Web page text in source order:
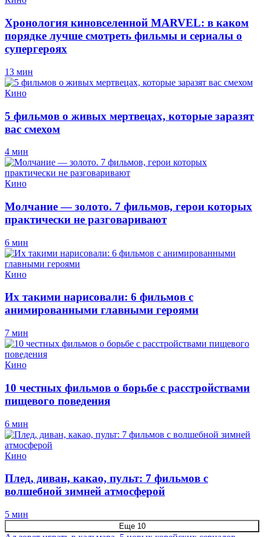
Хронология киновселенной MARVEL: в каком
порядке лучше смотреть фильмы и сериалы о
супергероях
13 мин
Кино
5 фильмов о живых мертвецах, которые заразят
вас смехом
4 мин
Кино
Молчание — золото. 7 фильмов, герои которых
практически не разговаривают
6 мин
Кино
Их такими нарисовали: 6 фильмов с
анимированными главными героями
7 мин
Кино
10 честных фильмов о борьбе с расстройствами
пищевого поведения
6 мин
Кино
Плед, диван, какао, пульт: 7 фильмов с
волшебной зимней атмосферой
5 мин
Еще 10